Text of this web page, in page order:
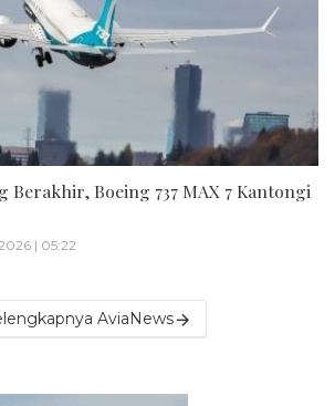
Berakhir, Boeing 737 MAX 7 Kantongi
| 05:22
AviaNews